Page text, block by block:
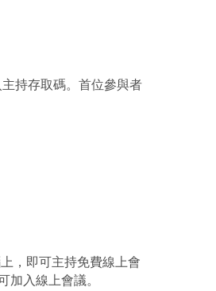
持存取碼。首位參與者
，即可主持免費線上會
入線上會議。